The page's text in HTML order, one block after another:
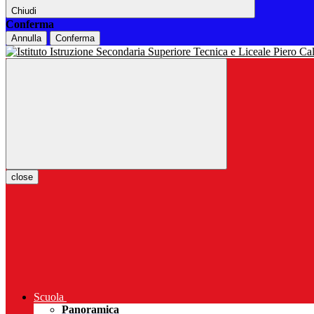
Chiudi
Conferma
Annulla Conferma
close
Scuola
Panoramica